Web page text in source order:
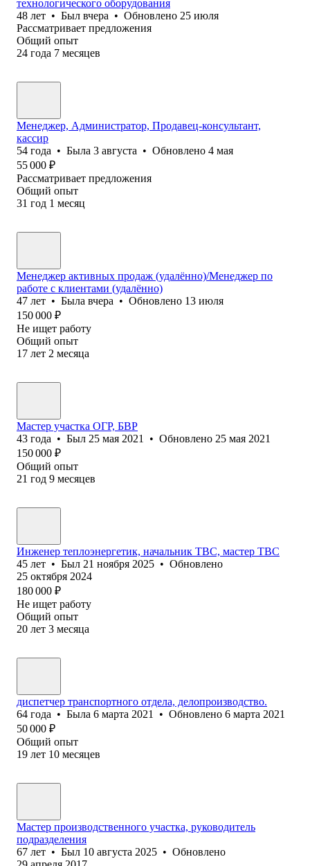
технологического оборудования
48 лет • Был вчера • Обновлено 25 июля
Рассматривает предложения
Общий опыт
24 года 7 месяцев
Менеджер, Администратор, Продавец-консультант,
кассир
54 года • Была 3 августа • Обновлено 4 мая
55 000 ₽
Рассматривает предложения
Общий опыт
31 год 1 месяц
Менеджер активных продаж (удалённо)/Менеджер по
работе с клиентами (удалённо)
47 лет • Была вчера • Обновлено 13 июля
150 000 ₽
Не ищет работу
Общий опыт
17 лет 2 месяца
Мастер участка ОГР, БВР
43 года • Был 25 мая 2021 • Обновлено 25 мая 2021
150 000 ₽
Общий опыт
21 год 9 месяцев
Инженер теплоэнергетик, начальник ТВС, мастер ТВС
45 лет • Был 21 ноября 2025 • Обновлено
25 октября 2024
180 000 ₽
Не ищет работу
Общий опыт
20 лет 3 месяца
диспетчер транспортного отдела, делопроизводство.
64 года • Была 6 марта 2021 • Обновлено 6 марта 2021
50 000 ₽
Общий опыт
19 лет 10 месяцев
Мастер производственного участка, руководитель
подразделения
67 лет • Был 10 августа 2025 • Обновлено